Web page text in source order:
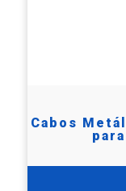
Cabos